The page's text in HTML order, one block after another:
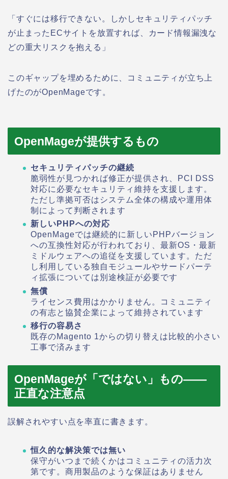
「すぐには移行できない。しかしセキュリティパッチ
が止まったECサイトを放置すれば、カード情報漏洩な
どの重大リスクを抱える」
このギャップを埋めるために、コミュニティが立ち上
げたのがOpenMageです。
OpenMageが提供するもの
セキュリティパッチの継続
脆弱性が見つかれば修正が提供され、PCI DSS
対応に必要なセキュリティ維持を支援します。
ただし準拠可否はシステム全体の構成や運用体
制によって判断されます
新しいPHPへの対応
OpenMageでは継続的に新しいPHPバージョン
への互換性対応が行われており、最新OS・最新
ミドルウェアへの追従を支援しています。ただ
し利用している独自モジュールやサードパーテ
ィ拡張については別途検証が必要です
無償
ライセンス費用はかかりません。コミュニティ
の有志と協賛企業によって維持されています
移行の容易さ
既存のMagento 1からの切り替えは比較的小さい
工事で済みます
OpenMageが「ではない」もの——
正直な注意点
誤解されやすい点を率直に書きます。
恒久的な解決策では無い
保守がいつまで続くかはコミュニティの活力次
第です。商用製品のような保証はありません